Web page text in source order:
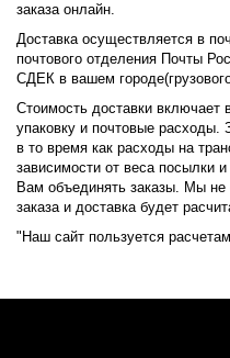
заказа онлайн.
Доставка осуществляется в
почтового отделения Почты
СДЕК в вашем
Стоимость доставки включает
упаковку и почтовые расходы.
в то время как расходы на
зависимости от веса посылки
Вам объединять заказы. Мы
заказа и доставка будет
"Наш сайт пользуется